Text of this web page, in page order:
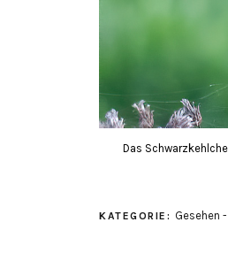
Das
KATEGORIE: Gesehen